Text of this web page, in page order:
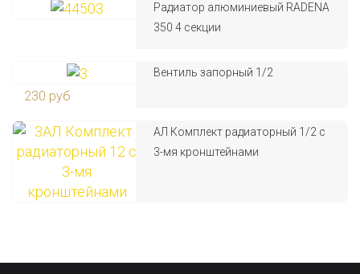
Радиатор алюминиевый RADENA
350 4 секции
Вентиль запорный 1/2
230 руб
АЛ Комплект радиаторный 1/2 с
3-мя кронштейнами